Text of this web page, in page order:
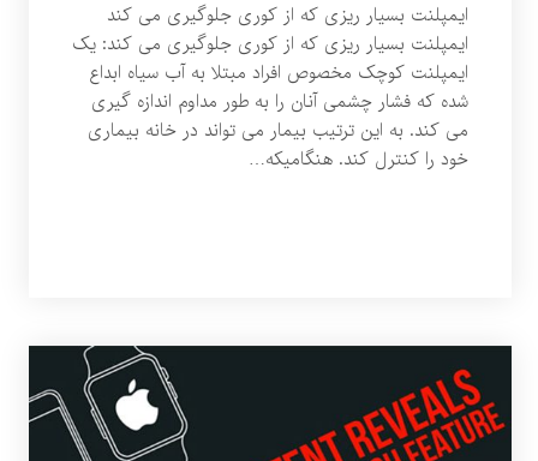
ایمپلنت بسیار ریزی که از کوری جلوگیری می کند
ایمپلنت بسیار ریزی که از کوری جلوگیری می کند: یک
ایمپلنت کوچک مخصوص افراد مبتلا به آب سیاه ابداع
شده که فشار چشمی آنان را به طور مداوم اندازه گیری
می کند. به این ترتیب بیمار می تواند در خانه بیماری
خود را کنترل کند. هنگامیکه…